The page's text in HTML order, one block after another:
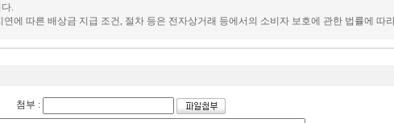
.
연에 따른 배상금 지급 조건, 절차 등은 전자상거래 등에서의 소비자 보호에 관한 법률에 따
첨부 :